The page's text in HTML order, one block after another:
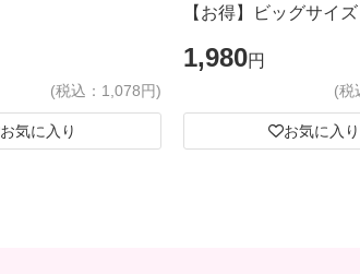
(税込：1,078円)
お気に入り
【お得】ビッグサイズ
1,980円
(税
お気に入り